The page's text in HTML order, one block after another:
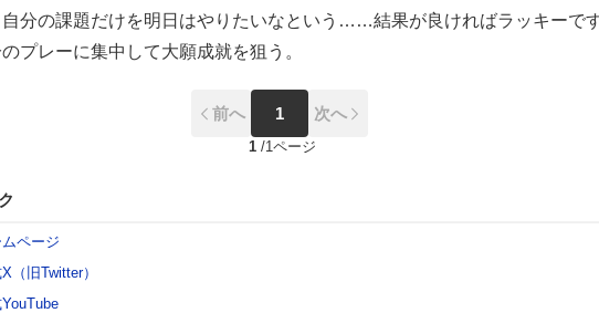
自分の課題だけを明日はやりたいなという……結果が良ければラッキーです
プレーに集中して大願成就を狙う。
前へ 1 次へ
1 /1ページ
ページ
（旧Twitter）